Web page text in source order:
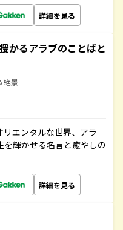
詳細を見る
かるアラブのことばと
絶景
エンタルな世界、アラ
輝かせる名言と癒やしの
詳細を見る